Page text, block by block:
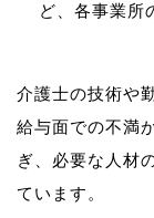
ど、各事業所
介護士の技術や
給与面での不満
ぎ、必要な人材
ています。